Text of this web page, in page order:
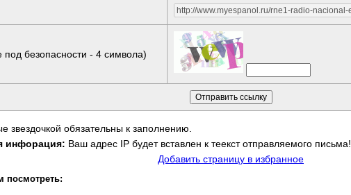
под безопасности - 4 символа)
звездочкой обязательны к заполнению.
инфорация: Ваш адрес IP будет вставлен к теекст отправляемого письма!
Добавить страницу в избранное
посмотреть: